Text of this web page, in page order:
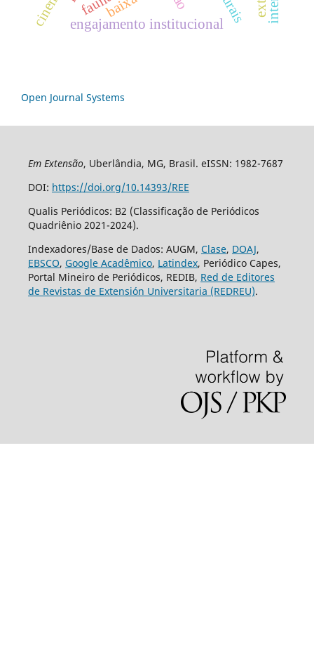
engajamento institucional
Open Journal Systems
Em Extensão, Uberlândia, MG, Brasil. eISSN: 1982-7687
DOI: https://doi.org/10.14393/REE
Qualis Periódicos: B2 (Classificação de Periódicos
Quadriênio 2021-2024).
Indexadores/Base de Dados: AUGM, Clase, DOAJ,
EBSCO, Google Acadêmico, Latindex, Periódico Capes,
Portal Mineiro de Periódicos, REDIB, Red de Editores
de Revistas de Extensión Universitaria (REDREU).